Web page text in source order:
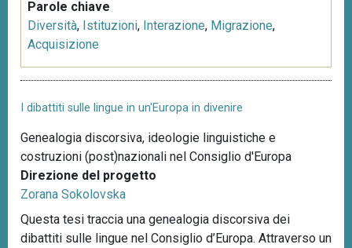
Parole chiave
Diversità, Istituzioni, Interazione, Migrazione,
Acquisizione
I dibattiti sulle lingue in un'Europa in divenire
Genealogia discorsiva, ideologie linguistiche e
costruzioni (post)nazionali nel Consiglio d'Europa
Direzione del progetto
Zorana Sokolovska
Questa tesi traccia una genealogia discorsiva dei
dibattiti sulle lingue nel Consiglio d’Europa. Attraverso un